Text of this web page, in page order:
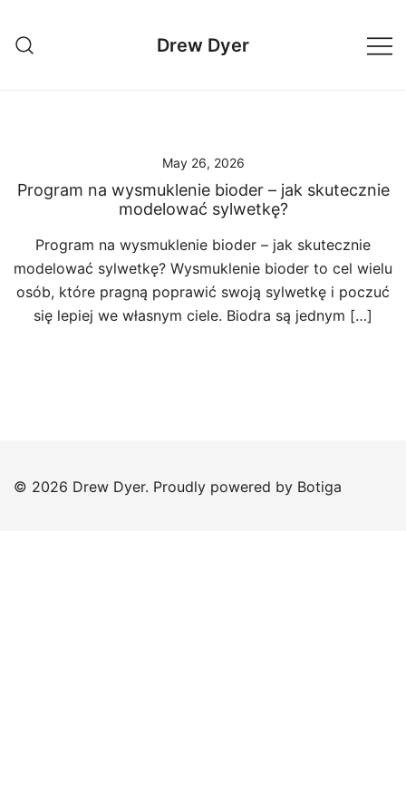
content
Drew Dyer
May 26, 2026
Program na wysmuklenie bioder – jak skutecznie
modelować sylwetkę?
Program na wysmuklenie bioder – jak skutecznie
modelować sylwetkę? Wysmuklenie bioder to cel wielu
osób, które pragną poprawić swoją sylwetkę i poczuć
się lepiej we własnym ciele. Biodra są jednym […]
© 2026 Drew Dyer. Proudly powered by Botiga